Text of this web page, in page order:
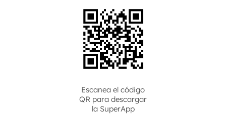
Escanea el código
QR para descargar
la SuperApp